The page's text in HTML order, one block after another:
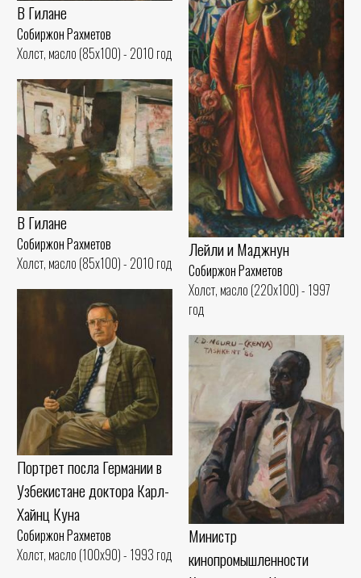
В Гилане
Собиржон Рахметов
Холст, масло (85x100) - 2010 год
Лейли и Маджнун
Собиржон Рахметов
Холст, масло (220x100) - 1997
год
В Гилане
Собиржон Рахметов
Холст, масло (85x100) - 2010 год
Портрет посла Германии в
Узбекистане доктора Карл-
Хайнц Куна
Собиржон Рахметов
Холст, масло (100x90) - 1993 год
Министр
кинопромышленности